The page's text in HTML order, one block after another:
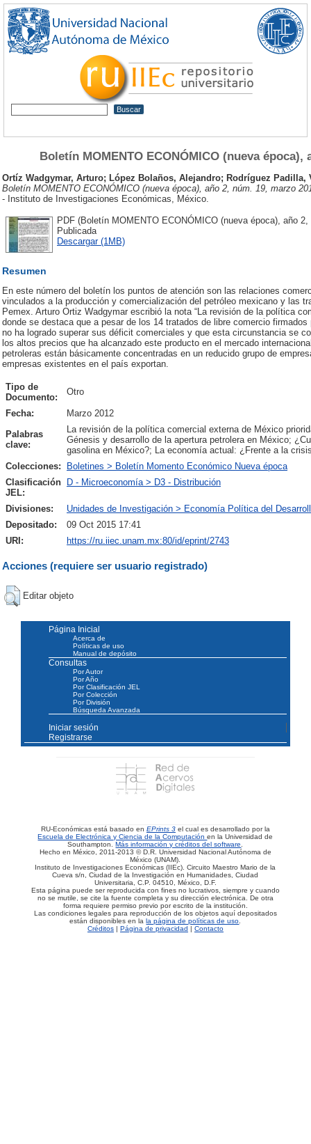
Boletín MOMENTO ECONÓMICO (nueva época),
Ortíz Wadgymar, Arturo; López Bolaños, Alejandro; Rodríguez Padilla,
Boletín MOMENTO ECONÓMICO (nueva época), año 2, núm. 19, marzo
- Instituto de Investigaciones Económicas, México.
PDF (Boletín MOMENTO ECONÓMICO (nueva época), año
Publicada
Descargar (1MB)
Resumen
En este número del boletín los puntos de atención son las relaciones
vinculados a la producción y comercialización del petróleo mexicano y las
Pemex. Arturo Ortiz Wadgymar escribió la nota “La revisión de la política
donde se destaca que a pesar de los 14 tratados de libre comercio
no ha logrado superar sus déficit comerciales y que esta circunstancia se
los altos precios que ha alcanzado este producto en el mercado
petroleras están básicamente concentradas en un reducido grupo de
empresas existentes en el país exportan.
Tipo de
Documento:
Otro
Fecha:
Marzo 2012
Palabras
clave:
La revisión de la política comercial externa de México
Génesis y desarrollo de la apertura petrolera en México;
gasolina en México?; La economía actual: ¿Frente a la
Colecciones:
Boletines > Boletín Momento Económico Nueva época
Clasificación
JEL:
D - Microeconomía > D3 - Distribución
Divisiones:
Unidades de Investigación > Economía Política del
Depositado:
09 Oct 2015 17:41
URI:
https://ru.iiec.unam.mx:80/id/eprint/2743
Acciones (requiere ser usuario registrado)
Editar objeto
Página Inicial
Acerca de
Políticas de uso
Manual de depósito
Consultas
Por Autor
Por Año
Por Clasificación JEL
Por Colección
Por División
Búsqueda Avanzada
Iniciar sesión
Registrarse
RU-Económicas está basado en EPrints 3 el cual es desarrollado por la
Escuela de Electrónica y Ciencia de la Computaciónen la Universidad de
Southampton.Más información y créditos del software.
Hecho en México, 2011-2013 © D.R. Universidad Nacional Autónoma de
México (UNAM).
Instituto de Investigaciones Económicas (IIEc). Circuito Maestro Mario de la
Cueva s/n, Ciudad de la Investigación en Humanidades, Ciudad
Universitaria, C.P. 04510, México, D.F.
Esta página puede ser reproducida con fines no lucrativos, siempre y cuando
no se mutile, se cite la fuente completa y su dirección electrónica. De otra
forma requiere permiso previo por escrito de la institución.
Las condiciones legales para reproducción de los objetos aquí depositados
están disponibles en lala página de políticas de uso.
Créditos| Página de privacidad | Contacto